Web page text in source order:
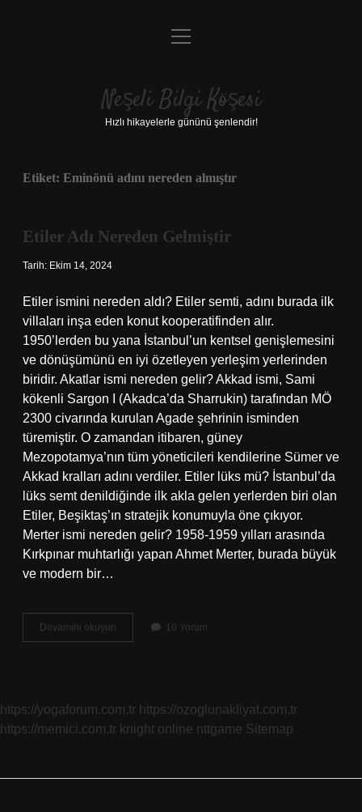
Anasayfa
Yasal Uyarı
menüyü
Neşeli Bilgi Köşesi
Hızlı hikayelerle gününü şenlendir!
Etiket: Eminönü adını nereden almıştır
Etiler Adı Nereden Gelmiştir
Tarih: Ekim 14, 2024
Etiler ismini nereden aldı? Etiler semti, adını burada ilk
villaları inşa eden konut kooperatifinden alır.
1950’lerden bu yana İstanbul’un kentsel genişlemesini
ve dönüşümünü en iyi özetleyen yerleşim yerlerinden
biridir. Akatlar ismi nereden gelir? Akkad ismi, Sami
kökenli Sargon I (Akadca’da Sharrukin) tarafından MÖ
2300 civarında kurulan Agade şehrinin isminden
türemiştir. O zamandan itibaren, güney
Mezopotamya’nın tüm yöneticileri kendilerine Sümer ve
Akkad kralları adını verdiler. Etiler lüks mü? İstanbul’da
lüks semt denildiğinde ilk akla gelen yerlerden biri olan
Etiler, Beşiktaş’ın stratejik konumuyla öne çıkıyor.
Merter ismi nereden gelir? 1958-1959 yılları arasında
Kırkpınar muhtarlığı yapan Ahmet Merter, burada büyük
ve modern bir…
Devamını okuyun
Adı
10 Yorum
https://yogaforum.com.tr https://ozoglunakliyat.com.tr
https://memici.com.tr knight online nttgame Sitemap